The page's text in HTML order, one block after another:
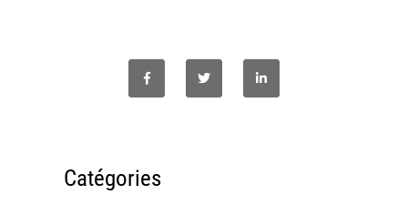
Imprimante Xerox® PrimeLink® PrimeLink C9200
Gamme d’imprimantes Xerox® AltaLink® C8200 à
couleur
Imprimante multifonctions couleur Xerox® VersaLink®
Catégories